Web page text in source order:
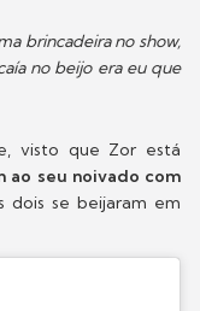
brincadeira no show,
no beijo era eu que
visto que Zor está
ao seu noivado com
dois se beijaram em